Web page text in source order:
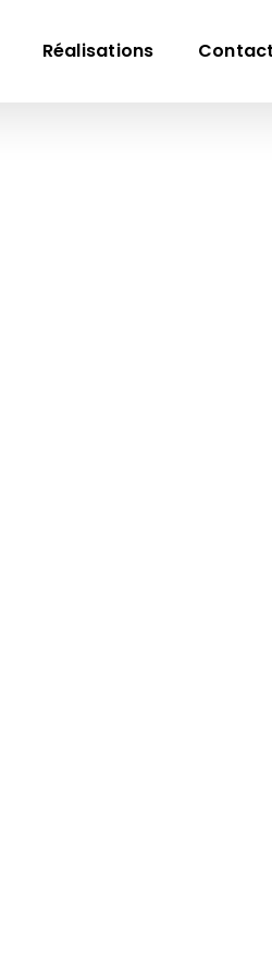
Réalisations Contact